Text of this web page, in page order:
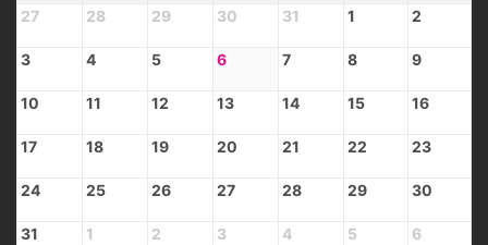
27 28 29 30 31 1 2
3 4 5 6 7 8 9
10 11 12 13 14 15 16
17 18 19 20 21 22 23
24 25 26 27 28 29 30
31 1 2 3 4 5 6